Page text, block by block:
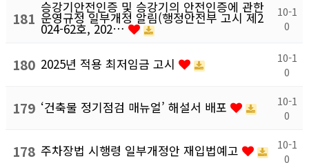
181
승강기안전인증 및 승강기의 안전인증에 관한
운영규정 일부개정 알림(행정안전부 고시 제2
024-62호, 202…
10-1
0
180 2025년 적용 최저임금 고시
10-1
0
179 ‘건축물 정기점검 매뉴얼’ 해설서 배포
10-1
0
178 주차장법 시행령 일부개정안 재입법예고
10-1
0